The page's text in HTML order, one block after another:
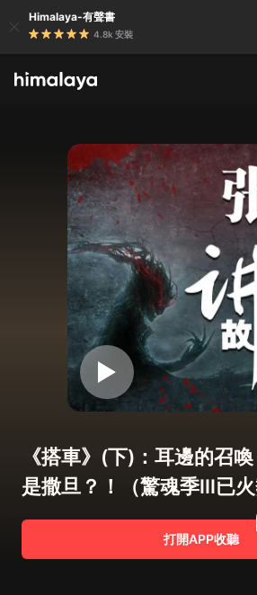
Himalaya-有聲書
4.8k 安裝
《搭車》(下)：耳邊的召
是撒旦？！（驚魂季III已
聽）
打開APP收聽